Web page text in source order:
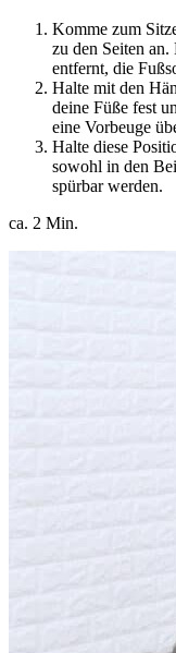
Komme zum
zu den Seiten
entfernt, die
Halte mit den
deine Füße fest
eine Vorbeuge
Halte diese
sowohl in den
spürbar werden.
ca. 2 Min.